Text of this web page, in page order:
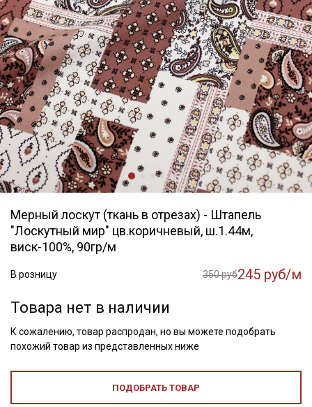
Мерный лоскут (ткань в отрезах) - Штапель
"Лоскутный мир" цв.коричневый, ш.1.44м,
виск-100%, 90гр/м
В розницу 350 руб245 руб/м
Товара нет в наличии
К сожалению, товар распродан, но вы можете подобрать
похожий товар из представленных ниже
ПОДОБРАТЬ ТОВАР